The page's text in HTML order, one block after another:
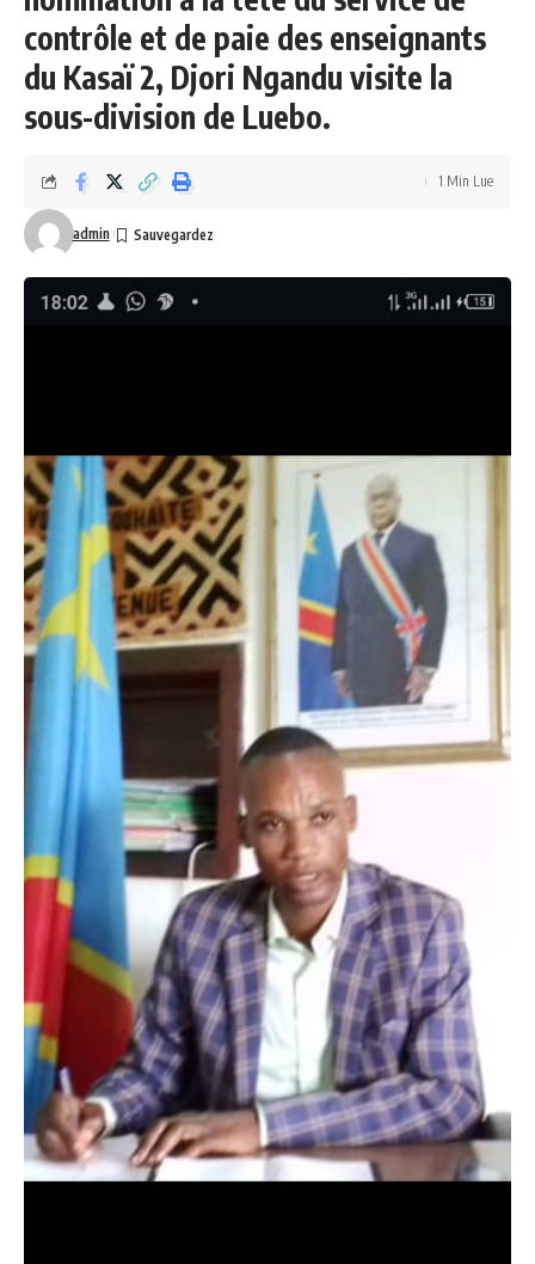
contrôle et de paie des enseignants
du Kasaï 2, Djori Ngandu visite la
sous-division de Luebo.
admin
1 Min Lue